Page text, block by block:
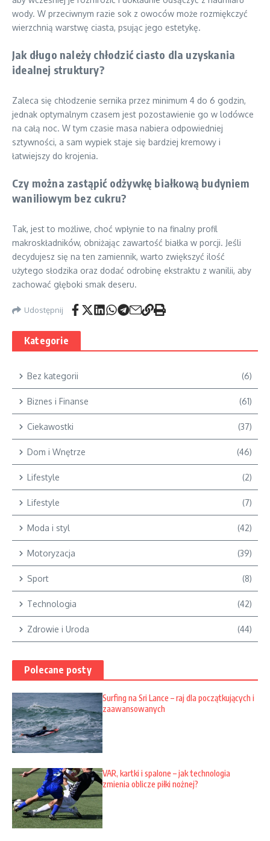
wody. W przeciwnym razie sok z owoców może rozmiękczyć
wierzchnią warstwę ciasta, psując jego estetykę.
Jak długo należy chłodzić ciasto dla uzyskania
idealnej struktury?
Zaleca się chłodzenie sernika przez minimum 4 do 6 godzin,
jednak optymalnym czasem jest pozostawienie go w lodówce
na całą noc. W tym czasie masa nabiera odpowiedniej
sztywności, a sam wypiek staje się bardziej kremowy i
łatwiejszy do krojenia.
Czy można zastąpić odżywkę białkową budyniem
waniliowym bez cukru?
Tak, jest to możliwe, choć wpłynie to na finalny profil
makroskładników, obniżając zawartość białka w porcji. Jeśli
decydujesz się na ten zamiennik, warto zwiększyć ilość
użytego słodzika oraz dodać odrobinę ekstraktu z wanilii, aby
zachować głęboki smak deseru.
Udostępnij
Kategorie
Bez kategorii (6)
Biznes i Finanse (61)
Ciekawostki (37)
Dom i Wnętrze (46)
Lifestyle (2)
Lifestyle (7)
Moda i styl (42)
Motoryzacja (39)
Sport (8)
Technologia (42)
Zdrowie i Uroda (44)
Polecane posty
Surfing na Sri Lance – raj dla początkujących i
zaawansowanych
VAR, kartki i spalone – jak technologia
zmienia oblicze piłki nożnej?